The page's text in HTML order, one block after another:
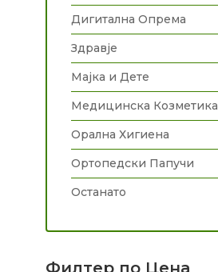
Дигитална Опрема
Здравје
Мајка и Дете
Медицинска Козметика
Орална Хигиена
Ортопедски Папучи
Останато